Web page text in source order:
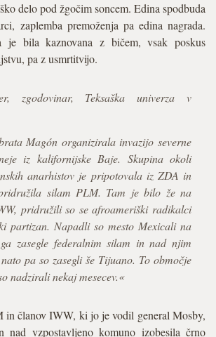
delo pod žgočim soncem. Edina spodbuda
zaplemba premoženja pa edina nagrada.
je bila kaznovana z bičem, vsak poskus
pa z usmrtitvijo.
zgodovinar, Teksaška univerza v
Magón organizirala invazijo severne
iz kalifornijske Baje. Skupina okoli
anarhistov je pripotovala iz ZDA in
silam PLM. Tam je bilo že na
pridružili so se afroameriški radikalci
partizan. Napadli so mesto Mexicali na
zasegle federalnim silam in nad njim
pa so zasegli še Tijuano. To območje
nadzirali nekaj mesecev.«
in članov IWW, ki jo je vodil general Mosby,
nad vzpostavljeno komuno izobesila črno